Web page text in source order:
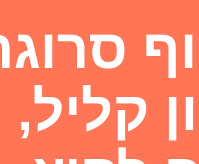
קליל,